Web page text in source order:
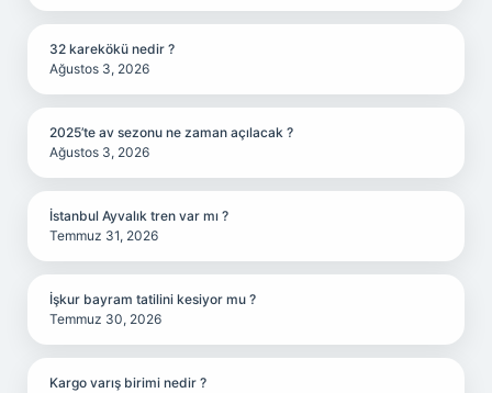
32 karekökü nedir ?
Ağustos 3, 2026
2025’te av sezonu ne zaman açılacak ?
Ağustos 3, 2026
İstanbul Ayvalık tren var mı ?
Temmuz 31, 2026
İşkur bayram tatilini kesiyor mu ?
Temmuz 30, 2026
Kargo varış birimi nedir ?